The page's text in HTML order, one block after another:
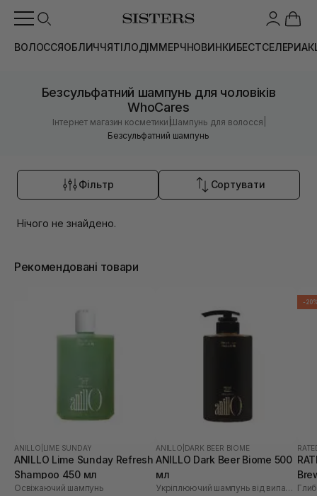
ВОЛОССЯОБЛИЧЧЯТІЛОДІММЕРЧНОВИНКИБЕСТСЕЛЕРИ
Безсульфатний шампунь для чоловіків
WhoCares
Інтернет магазин косметики |Шампунь для волосся
Безсульфатний шампунь
Фільтр Сортувати
Нічого не знайдено.
Рекомендовані товари
ANILLO LIME SUNDAY
ANILLO Lime Sunday Refresh
Shampoo 450 мл
Освіжаючий шампунь
ANILLO DARK BEER BIOME
ANILLO Dark Beer Biome 500
мл
Укріплюючий шампунь від випадіння волосся
-